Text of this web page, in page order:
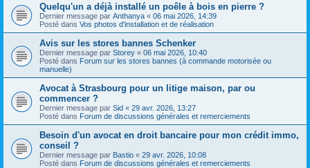
Quelqu'un a déjà installé un poêle à bois en pierre ?
Dernier message par Anthanya « 06 mai 2026, 14:39
Posté dans Vos photos d'installation et de réalisation
Avis sur les stores bannes Schenker
Dernier message par Storey « 06 mai 2026, 10:40
Posté dans Forum sur les stores bannes (à commande motorisée ou
manuelle)
Avocat à Strasbourg pour un litige maison, par ou
commencer ?
Dernier message par Sid « 29 avr. 2026, 13:27
Posté dans Forum de discussions générales et remerciements
Besoin d'un avocat en droit bancaire pour mon crédit immo,
conseil ?
Dernier message par Bastio « 29 avr. 2026, 10:08
Posté dans Forum de discussions générales et remerciements